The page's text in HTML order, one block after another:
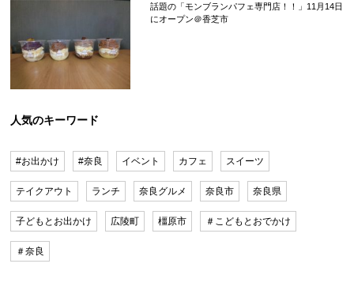
話題の「モンブランパフェ専門店！！」11月14日
にオープン＠香芝市
人気のキーワード
#お出かけ #奈良 イベント カフェ スイーツ
テイクアウト ランチ 奈良グルメ 奈良市 奈良県
子どもとお出かけ 広陵町 橿原市 ＃こどもとおでかけ
＃奈良